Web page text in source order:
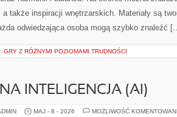
a także inspiracji wnętrzarskich. Materiały są
odwiedzająca osoba mogą szybko znaleźć
GRY Z RÓŻNYMI POZIOMAMI TRUDNOŚCI
INTELIGENCJA (AI)
MAJ - 8 - 2026 MOŻLIWOŚĆ